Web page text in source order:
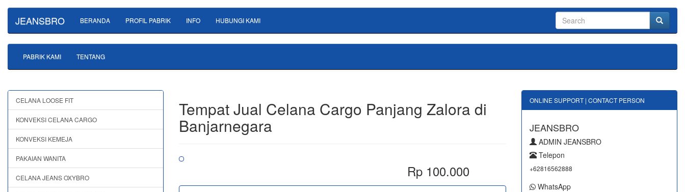
JEANSBRO BERANDA PROFIL PABRIK INFO HUBUNGI KAMI
PABRIK KAMI TENTANG
Tempat Jual Celana Cargo Panjang Zalora di
Banjarnegara
Rp 100.000
CELANA LOOSE FIT
KONVEKSI CELANA CARGO
KONVEKSI KEMEJA
PAKAIAN WANITA
CELANA JEANS OXYBRO
ONLINE SUPPORT | CONTACT PERSON
JEANSBRO
ADMIN JEANSBRO
Telepon
+62816562888
WhatsApp